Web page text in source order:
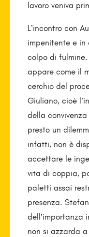
lavoro veniva
L’incontro con
impenitente e in
colpo di
appare come il
cerchio del
Giuliano, cioè
della
presto un
infatti, non è
accettare le
vita di coppia,
paletti assai
presenza.
dell’importanza
non si azzarda